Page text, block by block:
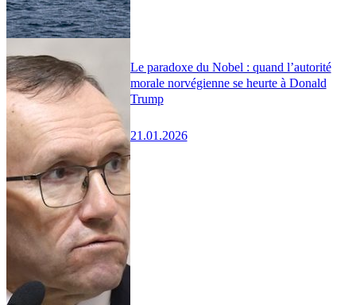
Le paradoxe du Nobel : quand l’autorité
morale norvégienne se heurte à Donald
Trump
21.01.2026